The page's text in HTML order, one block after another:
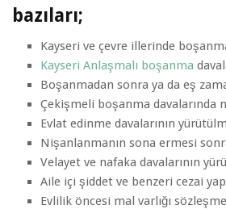
bazıları;
Kayseri ve çevre illerinde
Kayseri Anlaşmalı boşanma
Boşanmadan sonra ya da eş
Çekişmeli boşanma
Evlat edinme davalarının
Nişanlanmanın sona ermesi
Velayet ve nafaka davalarının
Aile içi şiddet ve benzeri cezai
Evlilik öncesi mal varlığı